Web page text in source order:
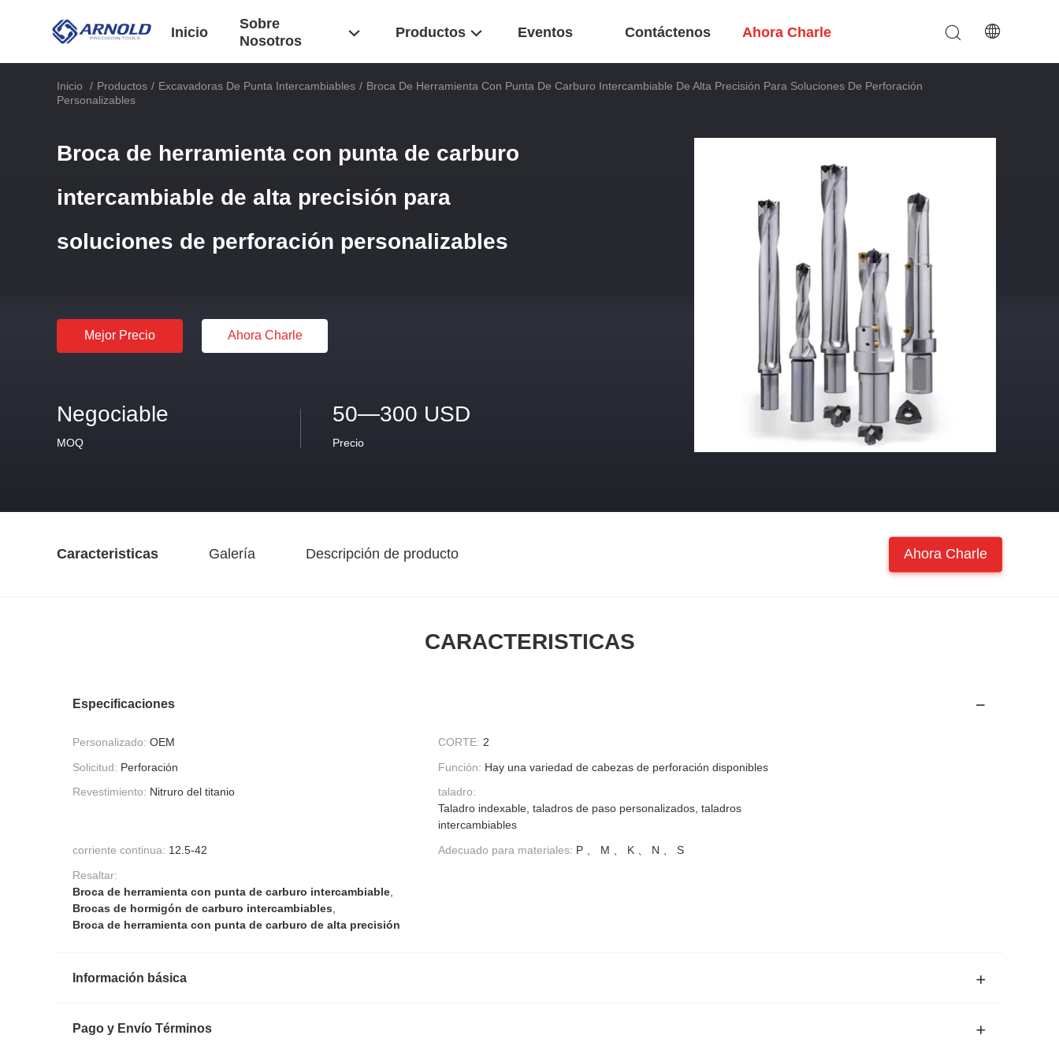
Inicio
Sobre
Nosotros
Productos Eventos Contáctenos Ahora Charle
Inicio / Productos / Excavadoras De Punta Intercambiables / Broca De Herramienta Con Punta De Carburo Intercambiable De Alta Precisión Para Soluciones De Perforación
Personalizables
Broca de herramienta con punta de carburo
intercambiable de alta precisión para
soluciones de perforación personalizables
Mejor Precio Ahora Charle
Negociable
MOQ
50—300 USD
Precio
Caracteristicas Galería Descripción de producto Ahora Charle
CARACTERISTICAS
Especificaciones
Personalizado: OEM CORTE: 2
Solicitud: Perforación Función: Hay una variedad de cabezas de perforación disponibles
Revestimiento: Nitruro del titanio
taladro:
Taladro indexable, taladros de paso personalizados, taladros
intercambiables
corriente continua: 12.5-42 Adecuado para materiales: P 、 M 、 K 、 N 、 S
Resaltar:
Broca de herramienta con punta de carburo intercambiable
Brocas de hormigón de carburo intercambiables
Broca de herramienta con punta de carburo de alta precisión
Información básica
Pago y Envío Términos